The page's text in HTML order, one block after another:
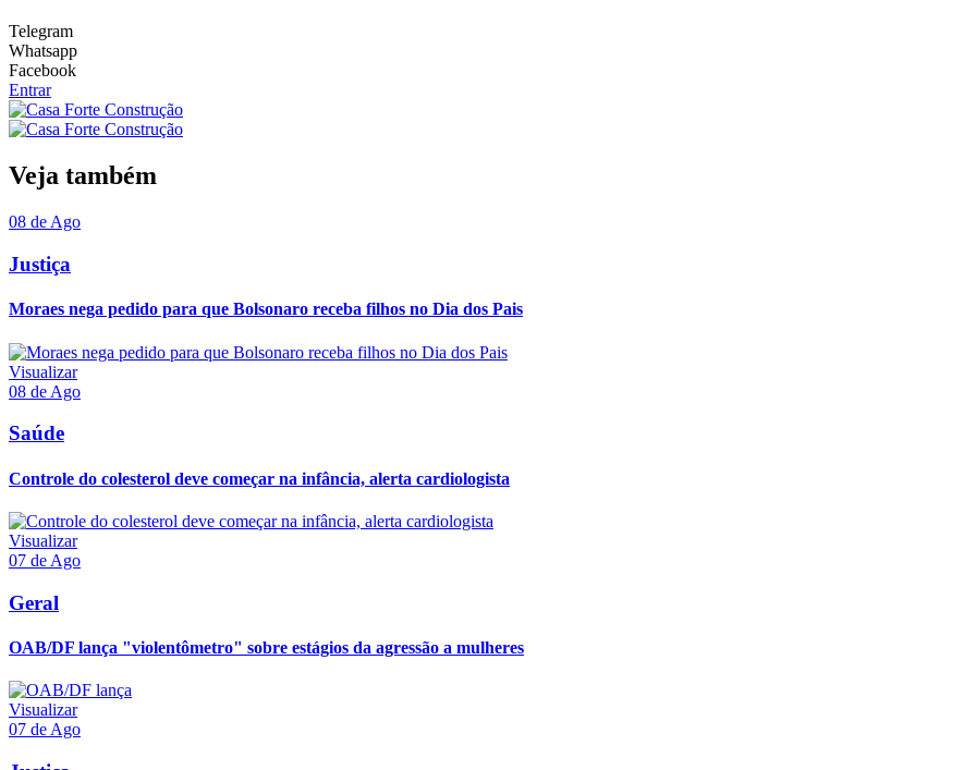
Telegram
Whatsapp
Facebook
Entrar
Veja também
08 de Ago
Justiça
Moraes nega pedido para que Bolsonaro receba filhos no Dia dos Pais
Visualizar
08 de Ago
Saúde
Controle do colesterol deve começar na infância, alerta cardiologista
Visualizar
07 de Ago
Geral
OAB/DF lança "violentômetro" sobre estágios da agressão a mulheres
Visualizar
07 de Ago